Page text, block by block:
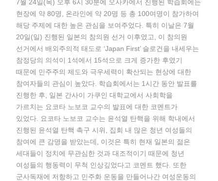
7월 24일(목) 오후 6시 30분에 오사카에서 진행된 학습회에는
현장에 약 80명, 온라인에 약 20명 등 총 100여명이 참가하여
해당 주제에 대한 높은 관심을 보여주었다. 특히 이날은 7월
20일(일) 진행된 일본의 참의원 선거 이후였고, 이 참의원
선거에서 배외주의적 태도로 ‘Japan First’ 슬로건을 내세우는
참정당의 의석이 1석에서 15석으로 크게 증가한 후였기
때문에 민주주의 제도와 극우세력이 확산되는 현상에 대한
참여자들의 관심이 높았다. 학습회에서는 1시간 동안 발표를
진행한 후, 일본 간사이 가쿠인 대학교에서 사회학을
가르치는 요코타 노보코 교수의 발표에 대한 코멘트가
있었다. 요코타 노보코 교수는 윤석열 탄핵을 위해 학내에서
진행된 윤석열 탄핵 촉구 시위, 집회 내 많은 청년 여성들의
참여에 큰 감명을 받았는데, 이것은 특히 현재 일본의 젊은
세대들이 정치에 무관심한 것과 대조적이기 때문에 청년
여성들의 행동력이 무척 인상깊었다고 코멘트 했다. 또한
군사독재에 저항하고 민주화 운동을 만들어나간 여성운동의